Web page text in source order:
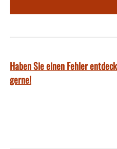
Haben Sie einen Fehler
gerne!